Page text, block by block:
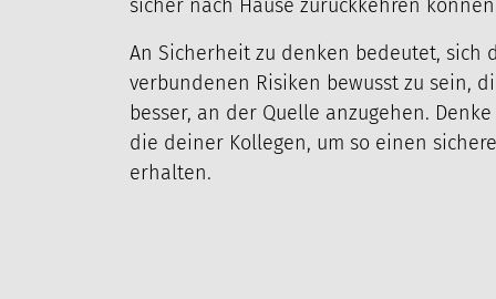
ÜBER UNS PROJEKTE
sicher nach Hause zurückkehren
An Sicherheit zu denken bedeutet,
verbundenen Risiken bewusst zu sein,
besser, an der Quelle anzugehen.
die deiner Kollegen, um so einen
erhalten.